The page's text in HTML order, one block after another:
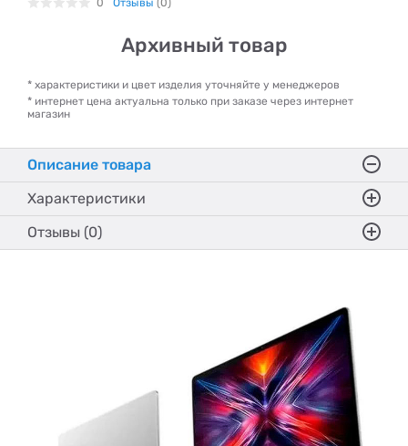
Архивный товар
* характеристики и цвет изделия уточняйте у менеджеров
* интернет цена актуальна только при заказе через интернет
магазин
Описание товара
Характеристики
Отзывы (0)